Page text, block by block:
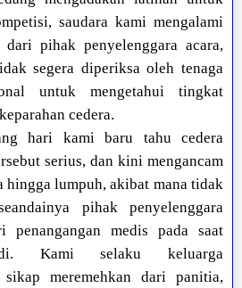
saudara kami mengalami
dari pihak penyelenggara acara,
segera diperiksa oleh tenaga
untuk mengetahui tingkat
cedera.
hari kami baru tahu cedera
serius, dan kini mengancam
lumpuh, akibat mana tidak
pihak penyelenggara
penangangan medis pada saat
Kami selaku keluarga
sikap meremehkan dari panitia,